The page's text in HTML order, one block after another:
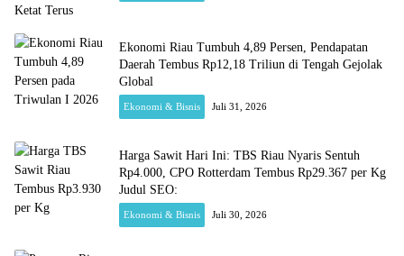
Ekonomi Riau Tumbuh 4,89 Persen, Pendapatan
Daerah Tembus Rp12,18 Triliun di Tengah Gejolak
Global
Ekonomi & Bisnis Juli 31, 2026
Harga Sawit Hari Ini: TBS Riau Nyaris Sentuh
Rp4.000, CPO Rotterdam Tembus Rp29.367 per Kg
Judul SEO:
Ekonomi & Bisnis Juli 30, 2026